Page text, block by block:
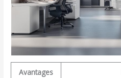
Avantages